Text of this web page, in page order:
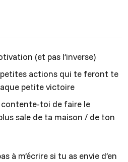
(et pas l’inverse)
actions qui te feront te
petite victoire
contente-toi de faire le
sale de ta maison / de ton
à m’écrire si tu as envie d’en